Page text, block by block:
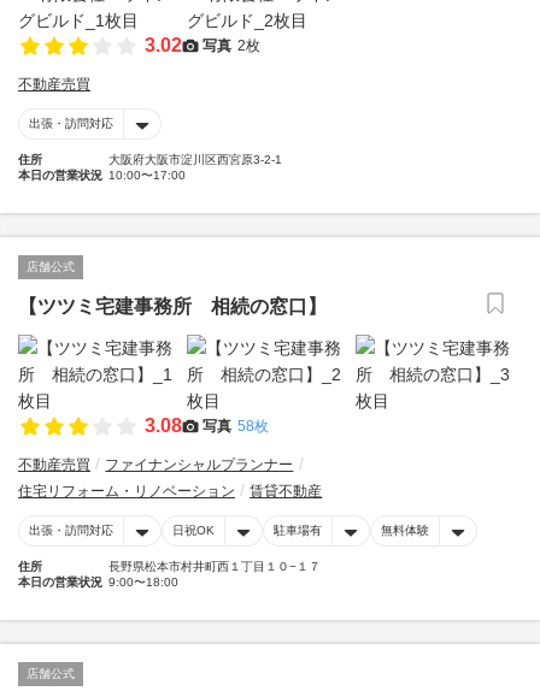
3.02 写真 2枚
不動産売買
出張・訪問対応
住所
大阪府大阪市淀川区西宮原3-2-1
本日の営業状況 10:00〜17:00
店舗公式
【ツツミ宅建事務所 相続の窓口】
3.08 写真 58枚
不動産売買
ファイナンシャルプランナー
住宅リフォーム・リノベーション
賃貸不動産
出張・訪問対応 日祝OK 駐車場有 無料体験
住所
長野県松本市村井町西１丁目１０−１７
本日の営業状況 9:00〜18:00
店舗公式